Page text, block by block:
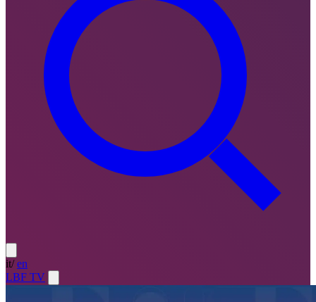
it/ en
LBF TV